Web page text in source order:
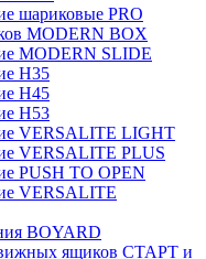
шариковые PRO
MODERN BOX
MODERN SLIDE
H35
H45
H53
VERSALITE LIGHT
VERSALITE PLUS
PUSH TO OPEN
VERSALITE
BOYARD
ящиков СТАРТ и